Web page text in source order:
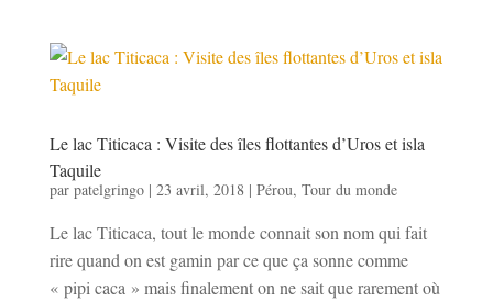
Le lac Titicaca : Visite des îles flottantes d’Uros et isla
Taquile
par patelgringo| 23 avril, 2018| Pérou, Tour du monde
Le lac Titicaca, tout le monde connait son nom qui fait
rire quand on est gamin par ce que ça sonne comme
« pipi caca » mais finalement on ne sait que rarement où